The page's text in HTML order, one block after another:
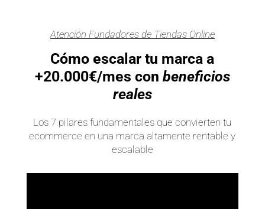
Atención Fundadores de Tiendas Online
Cómo escalar tu marca a
+20.000€/mes con beneficios
reales
Los 7 pilares fundamentales que convierten tu
ecommerce en una marca altamente rentable y
escalable